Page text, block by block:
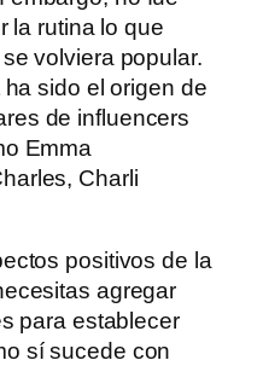
la rutina lo que
volviera popular.
sido el origen de
de influencers
Emma
Charli
positivos de la
agregar
para establecer
sí sucede con